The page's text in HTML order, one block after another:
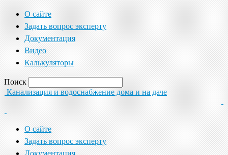
О сайте
Задать вопрос эксперту
Документация
Видео
Калькуляторы
Поиск
Канализация и водоснабжение дома и на даче
О сайте
Задать вопрос эксперту
Документация